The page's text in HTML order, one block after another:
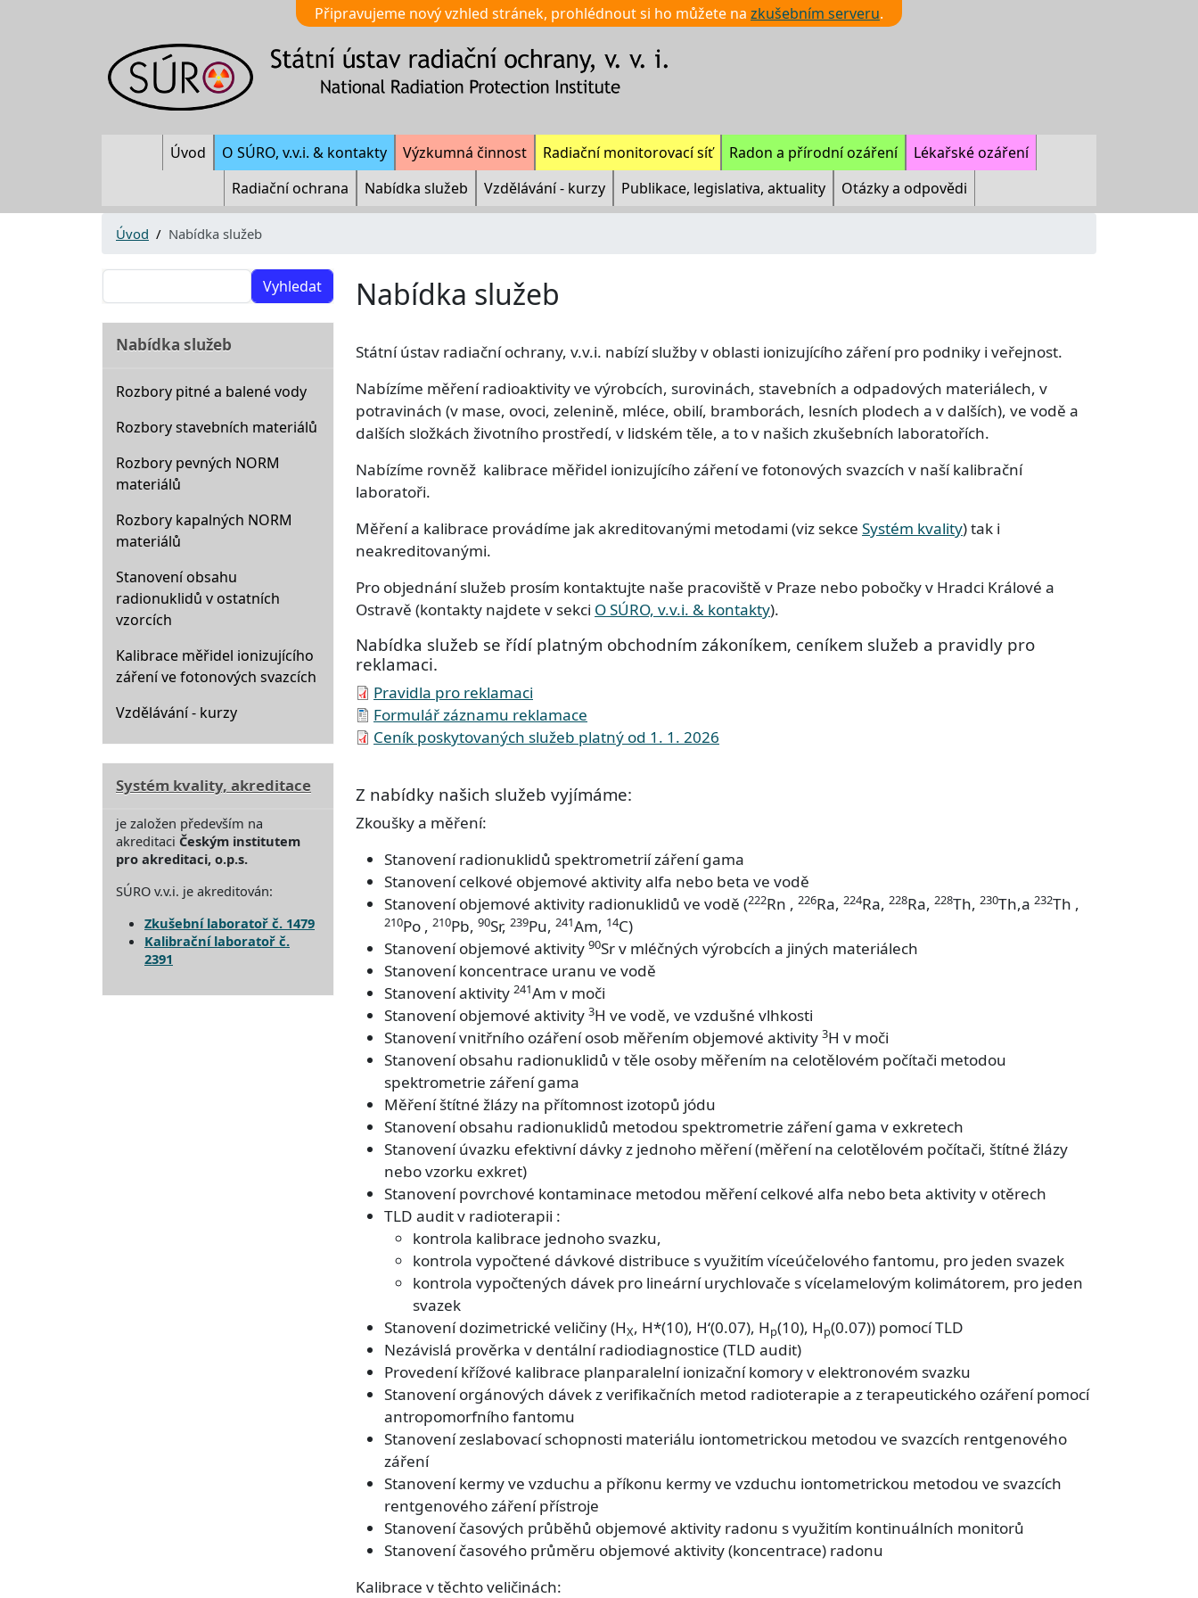
Připravujeme nový vzhled stránek, prohlédnout si ho můžete na zkušebním serveru.
Main navigation
Úvod O SÚRO, v.v.i. & kontakty Výzkumná činnost Radiační monitorovací síť Radon a přírodní ozáření
Lékařské ozáření
Radiační ochrana
Nabídka služeb Vzdělávání - kurzy Publikace, legislativa, aktuality Otázky a odpovědi
Úvod Nabídka služeb
Nabídka služeb
Státní ústav radiační ochrany, v.v.i. nabízí služby v oblasti ionizujícího záření pro podniky i veřejnost.
Nabízíme měření radioaktivity ve výrobcích, surovinách, stavebních a odpadových materiálech, v
potravinách (v mase, ovoci, zelenině, mléce, obilí, bramborách, lesních plodech a v dalších), ve vodě a
dalších složkách životního prostředí, v lidském těle, a to v našich zkušebních laboratořích.
Nabízíme rovněž kalibrace měřidel ionizujícího záření ve fotonových svazcích v naší kalibrační
laboratoři.
Měření a kalibrace provádíme jak akreditovanými metodami (viz sekce Systém kvality) tak i
neakreditovanými.
Pro objednání služeb prosím kontaktujte naše pracoviště v Praze nebo pobočky v Hradci Králové a
Ostravě (kontakty najdete v sekci O SÚRO, v.v.i. & kontakty).
Nabídka služeb se řídí platným obchodním zákoníkem, ceníkem služeb a pravidly pro
reklamaci.
Document
Pravidla pro reklamaci
Document
Formulář záznamu reklamace
Soubor
Ceník poskytovaných služeb platný od 1. 1. 2026
Z nabídky našich služeb vyjímáme:
Zkoušky a měření:
Stanovení radionuklidů spektrometrií záření gama
Stanovení celkové objemové aktivity alfa nebo beta ve vodě
Stanovení objemové aktivity radionuklidů ve vodě (222Rn , 226Ra, 224Ra, 228Ra, 228Th, 230Th,a 232Th ,
210Po , 210Pb, 90Sr, 239Pu, 241Am, 14C)
Stanovení objemové aktivity 90Sr v mléčných výrobcích a jiných materiálech
Stanovení koncentrace uranu ve vodě
Stanovení aktivity 241Am v moči
Stanovení objemové aktivity 3H ve vodě, ve vzdušné vlhkosti
Stanovení vnitřního ozáření osob měřením objemové aktivity 3H v moči
Stanovení obsahu radionuklidů v těle osoby měřením na celotělovém počítači metodou
spektrometrie záření gama
Měření štítné žlázy na přítomnost izotopů jódu
Stanovení obsahu radionuklidů metodou spektrometrie záření gama v exkretech
Stanovení úvazku efektivní dávky z jednoho měření (měření na celotělovém počítači, štítné žlázy
nebo vzorku exkret)
Stanovení povrchové kontaminace metodou měření celkové alfa nebo beta aktivity v otěrech
TLD audit v radioterapii :
kontrola kalibrace jednoho svazku,
kontrola vypočtené dávkové distribuce s využitím víceúčelového fantomu, pro jeden svazek
kontrola vypočtených dávek pro lineární urychlovače s vícelamelovým kolimátorem, pro jeden
svazek
Stanovení dozimetrické veličiny (HX, H*(10), H‘(0.07), Hp(10), Hp(0.07)) pomocí TLD
Nezávislá prověrka v dentální radiodiagnostice (TLD audit)
Provedení křížové kalibrace planparalelní ionizační komory v elektronovém svazku
Stanovení orgánových dávek z verifikačních metod radioterapie a z terapeutického ozáření pomocí
antropomorfního fantomu
Stanovení zeslabovací schopnosti materiálu iontometrickou metodou ve svazcích rentgenového
záření
Stanovení kermy ve vzduchu a příkonu kermy ve vzduchu iontometrickou metodou ve svazcích
rentgenového záření přístroje
Stanovení časových průběhů objemové aktivity radonu s využitím kontinuálních monitorů
Stanovení časového průměru objemové aktivity (koncentrace) radonu
Kalibrace v těchto veličinách:
Vyhledat
Nabídka služeb
Rozbory pitné a balené vody
Rozbory stavebních materiálů
Rozbory pevných NORM
materiálů
Rozbory kapalných NORM
materiálů
Stanovení obsahu
radionuklidů v ostatních
vzorcích
Kalibrace měřidel ionizujícího
záření ve fotonových svazcích
Vzdělávání - kurzy
Systém kvality, akreditace
je založen především na
akreditaci Českým institutem
pro akreditaci, o.p.s.
SÚRO v.v.i. je akreditován:
Zkušební laboratoř č. 1479
Kalibrační laboratoř č.
2391